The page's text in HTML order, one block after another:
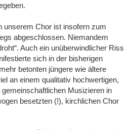
unserem Chor ist insofern zum
abgeschlossen. Niemandem
Auch ein unüberwindlicher Riss
sich in der bisherigen
betonten jüngere wie ältere
an einem qualitativ hochwertigen,
Musizieren in
besetzten (!), kirchlichen Chor